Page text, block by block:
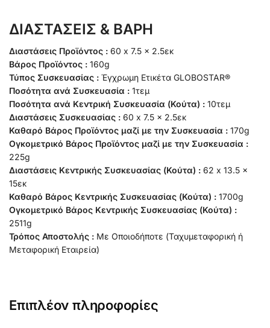
ΔΙΑΣΤΑΣΕΙΣ & ΒΑΡΗ
Διαστάσεις Προϊόντος : 60 x 7.5 x 2.5εκ
Βάρος Προϊόντος : 160g
Τύπος Συσκευασίας : Έγχρωμη Ετικέτα GLOBOSTAR®
Ποσότητα ανά Συσκευασία : 1τεμ
Ποσότητα ανά Κεντρική Συσκευασία (Κούτα) : 10τεμ
Διαστάσεις Συσκευασίας : 60 x 7.5 x 2.5εκ
Καθαρό Βάρος Προϊόντος μαζί με την Συσκευασία : 170g
Ογκομετρικό Βάρος Προϊόντος μαζί με την Συσκευασία :
225g
Διαστάσεις Κεντρικής Συσκευασίας (Κούτα) : 62 x 13.5 x
15εκ
Καθαρό Βάρος Κεντρικής Συσκευασίας (Κούτα) : 1700g
Ογκομετρικό Βάρος Κεντρικής Συσκευασίας (Κούτα) :
2511g
Τρόπος Αποστολής : Με Οποιοδήποτε (Ταχυμεταφορική ή
Μεταφορική Εταιρεία)
Επιπλέον πληροφορίες